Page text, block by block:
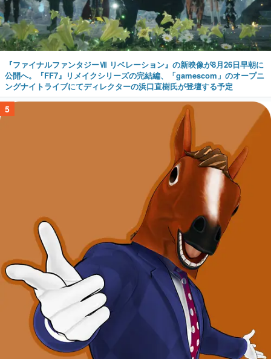
『ファイナルファンタジーⅦ リベレーション』の新映像が8月26日早朝に
公開へ。『FF7』リメイクシリーズの完結編、「gamescom」のオープニ
ングナイトライブにてディレクターの浜口直樹氏が登壇する予定
5